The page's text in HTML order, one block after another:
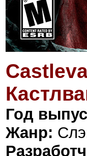
Год
Жанр: